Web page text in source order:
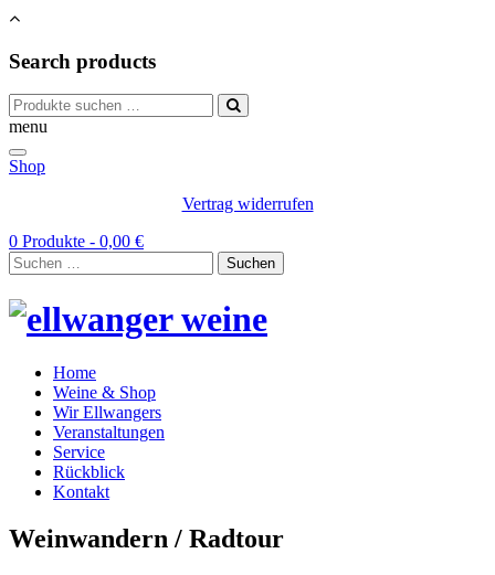
Search products
Suchen
nach:
menu
Shop
Vertrag widerrufen
0 Produkte - 0,00 €
Suchen
nach:
Home
Weine & Shop
Wir Ellwangers
Veranstaltungen
Service
Rückblick
Kontakt
Weinwandern / Radtour